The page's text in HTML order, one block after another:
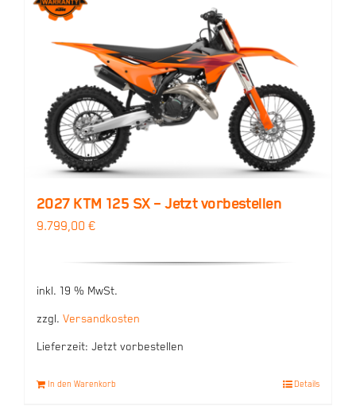
2027 KTM 125 SX – Jetzt vorbestellen
9.799,00 €
inkl. 19 % MwSt.
zzgl. Versandkosten
Lieferzeit: Jetzt vorbestellen
In den Warenkorb Details